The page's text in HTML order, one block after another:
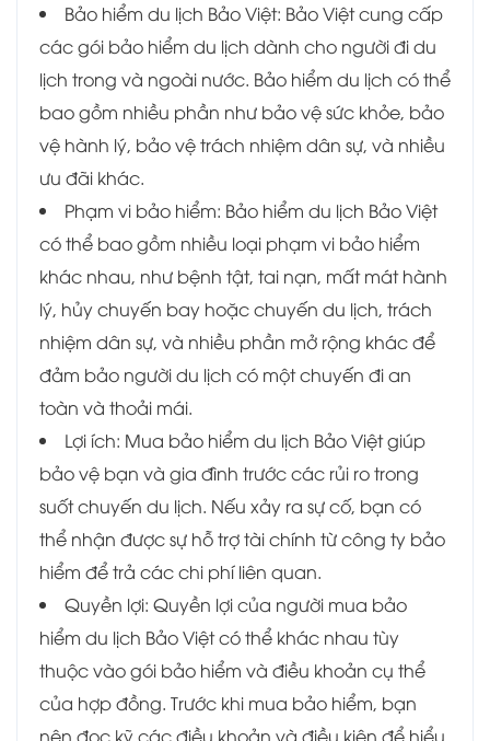
Bảo hiểm du lịch Bảo Việt: Bảo Việt cung cấp
các gói bảo hiểm du lịch dành cho người đi du
lịch trong và ngoài nước. Bảo hiểm du lịch có thể
bao gồm nhiều phần như bảo vệ sức khỏe, bảo
vệ hành lý, bảo vệ trách nhiệm dân sự, và nhiều
ưu đãi khác.
Phạm vi bảo hiểm: Bảo hiểm du lịch Bảo Việt
có thể bao gồm nhiều loại phạm vi bảo hiểm
khác nhau, như bệnh tật, tai nạn, mất mát hành
lý, hủy chuyến bay hoặc chuyến du lịch, trách
nhiệm dân sự, và nhiều phần mở rộng khác để
đảm bảo người du lịch có một chuyến đi an
toàn và thoải mái.
Lợi ích: Mua bảo hiểm du lịch Bảo Việt giúp
bảo vệ bạn và gia đình trước các rủi ro trong
suốt chuyến du lịch. Nếu xảy ra sự cố, bạn có
thể nhận được sự hỗ trợ tài chính từ công ty bảo
hiểm để trả các chi phí liên quan.
Quyền lợi: Quyền lợi của người mua bảo
hiểm du lịch Bảo Việt có thể khác nhau tùy
thuộc vào gói bảo hiểm và điều khoản cụ thể
của hợp đồng. Trước khi mua bảo hiểm, bạn
nên đọc kỹ các điều khoản và điều kiện để hiểu